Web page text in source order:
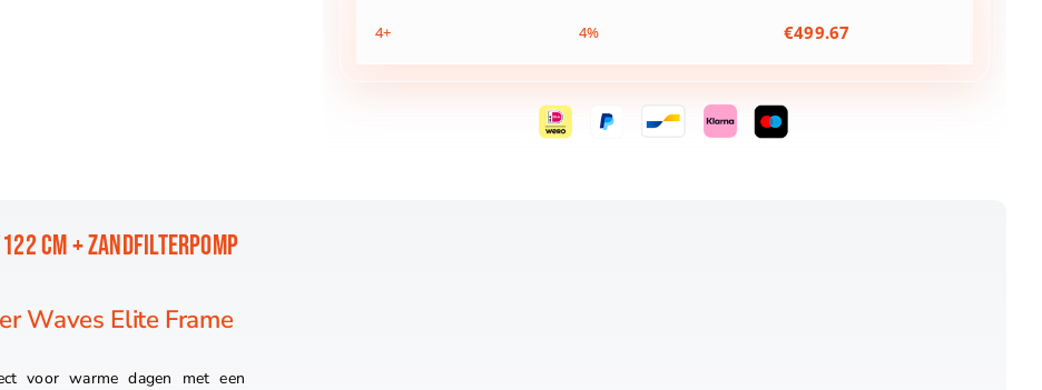
4+ 4% €499.67
CM + ZANDFILTERPOMP
Waves Elite Frame
voor warme dagen met een